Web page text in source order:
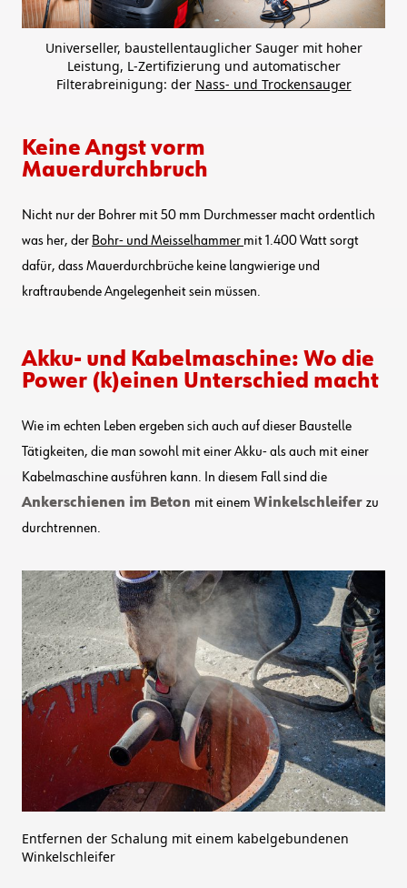
Universeller, baustellentauglicher Sauger mit hoher
Leistung, L-Zertifizierung und automatischer
Filterabreinigung: der Nass- und Trockensauger
Keine Angst vorm
Mauerdurchbruch
Nicht nur der Bohrer mit 50 mm Durchmesser macht ordentlich
was her, der Bohr- und Meisselhammer mit 1.400 Watt sorgt
dafür, dass Mauerdurchbrüche keine langwierige und
kraftraubende Angelegenheit sein müssen.
Akku- und Kabelmaschine: Wo die
Power (k)einen Unterschied macht
Wie im echten Leben ergeben sich auch auf dieser Baustelle
Tätigkeiten, die man sowohl mit einer Akku- als auch mit einer
Kabelmaschine ausführen kann. In diesem Fall sind die
Ankerschienen im Beton mit einem Winkelschleifer zu
durchtrennen.
Entfernen der Schalung mit einem kabelgebundenen
Winkelschleifer